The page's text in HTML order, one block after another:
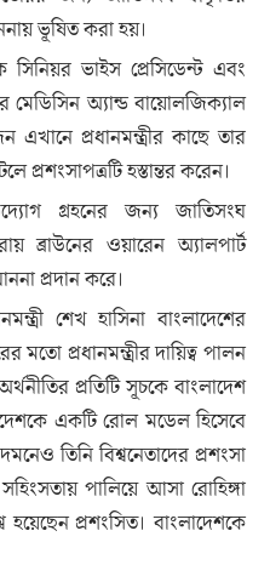
ভূষিত করা হয়।
সিনিয়র ভাইস প্রেসিডেন্ট এবং
মেডিসিন অ্যান্ড বায়োলজিক্যাল
প্রধানমন্ত্রীর কাছে তার
প্রশংসাপত্রটি হস্তান্তর করেন।
গ্রহনের জন্য জাতিসংঘ
ব্রাউনের ওয়ারেন অ্যালপার্ট
প্রদান করে।
শেখ হাসিনা বাংলাদেশের
মতো প্রধানমন্ত্রীর দায়িত্ব পালন
প্রতিটি সূচকে বাংলাদেশ
একটি রোল মডেল হিসেবে
তিনি বিশ্বনেতাদের প্রশংসা
পালিয়ে আসা রোহিঙ্গা
হয়েছেন প্রশংসিত। বাংলাদেশকে